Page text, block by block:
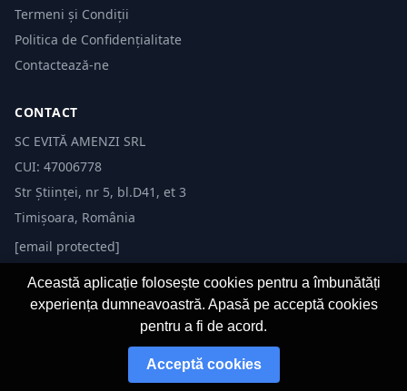
Termeni și Condiții
Politica de Confidențialitate
Contactează-ne
CONTACT
SC EVITĂ AMENZI SRL
CUI: 47006778
Str Științei, nr 5, bl.D41, et 3
Timișoara, România
[email protected]
© 2026 Evită Amenzi. Toate drepturile rezervate. Dezvoltat de
Această aplicație folosește cookies pentru a îmbunătăți
experiența dumneavoastră. Apasă pe acceptă cookies
pentru a fi de acord.
Acceptă cookies